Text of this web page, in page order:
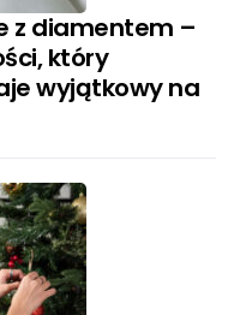
z diamentem –
który
wyjątkowy na